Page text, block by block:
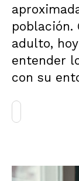
población.
adulto,
entender
con su